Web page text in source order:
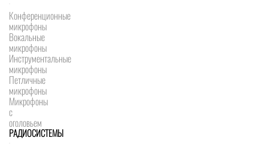
Конференционные
микрофоны
Вокальные
микрофоны
Инструментальные
микрофоны
Петличные
микрофоны
Микрофоны
с
оголовьем
РАДИОСИСТЕМЫ